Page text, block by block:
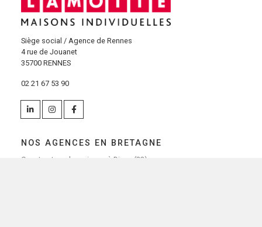
Siège social / Agence de Rennes
4 rue de Jouanet
35700 RENNES
02 21 67 53 90
NOS AGENCES EN BRETAGNE
Constructeur de maisons à Dinan (22)